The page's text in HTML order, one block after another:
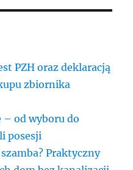
PZH oraz deklaracją
zbiornika
– od wyboru do
posesji
Praktyczny